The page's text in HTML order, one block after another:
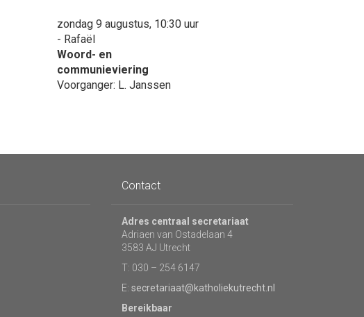
zondag 9 augustus, 10:30 uur
- Rafaël
Woord- en
communieviering
Voorganger: L. Janssen
Contact
Adres centraal secretariaat
Adriaen van Ostadelaan 4
3583 AJ Utrecht
T: 030 – 254 6147
E: secretariaat@katholiekutrecht.nl
Bereikbaar